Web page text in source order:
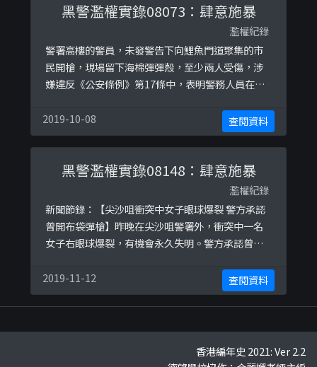
黑警濫權實錄08073：肆意施暴
濫權紀錄
警署高樓的警員，未發警告下向鯉魚門道聚集的市
民開槍，現場留下海棉彈彈殼，至少兩人受傷，涉
嫌違反《公安條例》第17條中，表明警務人員在阻
以使用「合理所需的武力」。而過份武力對待被拘
捕人士，在沒有合理辨解下，亦可能違反《侵害人
身罪條例》各條。
2019-10-08 查閱資料
黑警濫權實錄08148：肆意施暴
濫權紀錄
新聞節錄：【尖沙咀衝突中女子眼球爆裂 警方承認
曾開布袋彈槍】昨晚在尖沙咀警署外，衝突中一名
女子右眼球爆裂，有機會永久失明。警方承認曾經
關。
2019-11-12 查閱資料
香港編年史 2021: Ver 2.2